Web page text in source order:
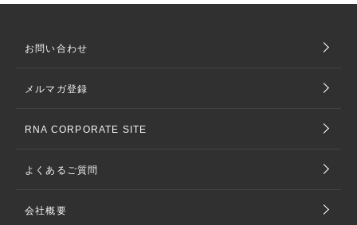
お問い合わせ
メルマガ登録
RNA CORPORATE SITE
よくあるご質問
会社概要